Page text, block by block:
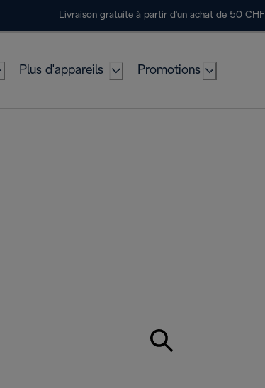
Livraison gratuite à partir d'un achat de 50 CHF
Plus d'appareils Promotions